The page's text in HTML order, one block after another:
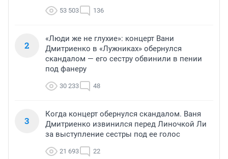
53 503 136
2
«Люди же не глухие»: концерт Вани
Дмитриенко в «Лужниках» обернулся
скандалом — его сестру обвинили в пении
под фанеру
30 233 48
3
Когда концерт обернулся скандалом. Ваня
Дмитриенко извинился перед Линочкой Ли
за выступление сестры под ее голос
21 693 22